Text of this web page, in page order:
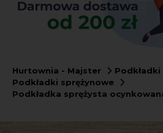
Hurtownia - Majster
Podkładki
Podkładki sprężynowe
Podkładka sprężysta